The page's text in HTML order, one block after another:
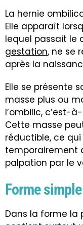
La hernie
Elle apparaît
lequel passait le
gestation, ne se
après la
Elle se présente
masse plus ou
l’ombilic, c’est-
Cette masse
réductible, ce
temporairement
palpation par le
Forme
Dans la forme la